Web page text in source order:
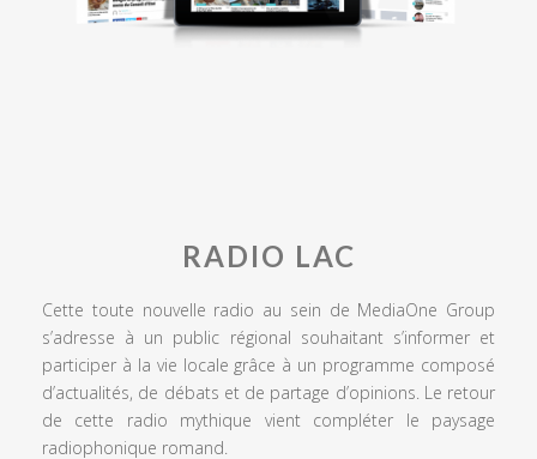
RADIO LAC
Cette toute nouvelle radio au sein de MediaOne Group
s’adresse à un public régional souhaitant s’informer et
participer à la vie locale grâce à un programme composé
d’actualités, de débats et de partage d’opinions. Le retour
de cette radio mythique vient compléter le paysage
radiophonique romand.